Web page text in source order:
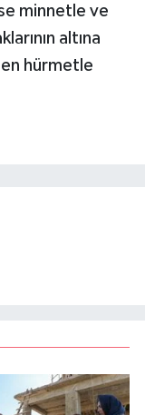
minnetle ve
altına
hürmetle